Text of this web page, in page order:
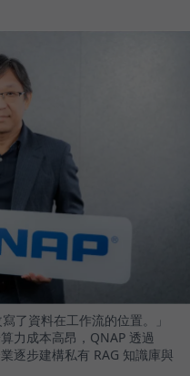
了資料在工作流的位置。」
力成本高昂，QNAP 透過
逐步建構私有 RAG 知識庫與